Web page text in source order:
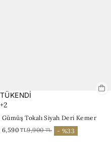
TÜKENDİ
+2
Gümüş Tokalı Siyah Deri Kemer
6,590TL9,900TL - %33